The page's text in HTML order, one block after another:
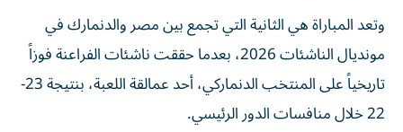
وتعد المباراة هي الثانية التي تجمع بين مصر والدنمارك في
مونديال الناشئات 2026، بعدما حققت ناشئات الفراعنة فوزاً
تاريخياً على المنتخب الدنماركي، أحد عمالقة اللعبة، بنتيجة 23-
22 خلال منافسات الدور الرئيسي.